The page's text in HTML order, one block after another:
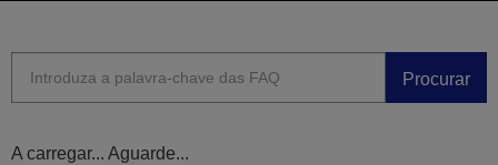
Procurar
A carregar... Aguarde...